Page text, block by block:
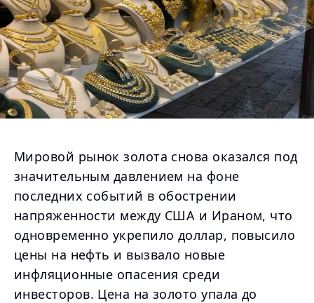
Мировой рынок золота снова оказался под
значительным давлением на фоне
последних событий в обострении
напряженности между США и Ираном, что
одновременно укрепило доллар, повысило
цены на нефть и вызвало новые
инфляционные опасения среди
инвесторов. Цена на золото упала до